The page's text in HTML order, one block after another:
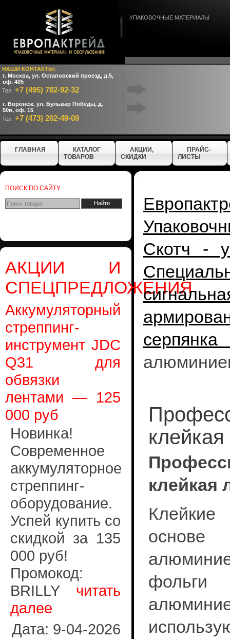
НАШИ КОНТАКТЫ:
г. Москва, ул. Остаповский проезд, д.5,
оф. 405
Тел. +7 (495) 782-92-32
г. Воронеж, ул. Бульвар Победы, д.
50в, оф. 15
Тел. +7 (473) 202-49-09
УПАКОВОЧНЫЕ МАТЕРИАЛЫ
ГЛАВНАЯ
КАТАЛОГ
ТОВАРОВ
АКЦИИ,
СКИДКИ
ПРАЙС-
ЛИСТЫ
ПОИСК ПО САЙТУ
АКЦИИ И
СПЕЦПРЕДЛОЖЕНИЯ
Аккумуляторный
стреппинг-
инструмент JDC
Q31 для
обвязки
лентами — 125
000 руб
Новинка!
Современное
аккумуляторное
стреппинг-
оборудование.
Успей купить со
скидкой за 135
000 руб!
Промокод:
BRILLY читать
далее
Дата: 9-04-2026
Скотч -
клейкая
основе